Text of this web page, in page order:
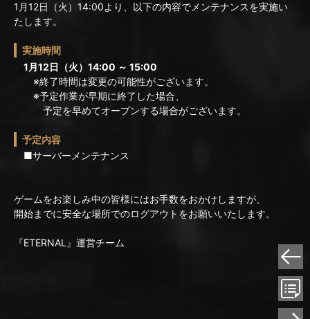
1月12日（火）14:00より、以下の内容でメンテナンスを実施い
たします。
実施時間
1月12日（火）14:00 ～ 15:00
※終了時間は変更の可能性がございます。
※予定作業が早期に終了した場合、
予定を早めてオープンする場合がございます。
予定内容
■サーバーメンテナンス
ゲームをお楽しみ中の皆様にはお手数をおかけしますが、
開始までに安全な場所でのログアウトをお願いいたします。
『ETERNAL』運営チーム